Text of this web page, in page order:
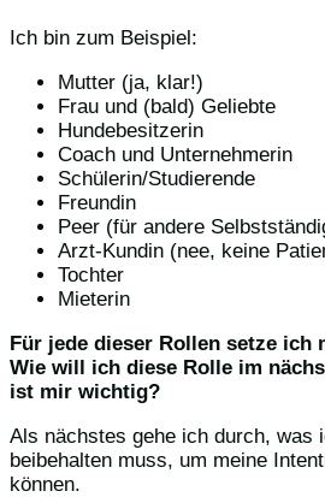
Ich bin zum Beispiel:
Mutter (ja, klar!)
Frau und (bald) Geliebte
Hundebesitzerin
Coach und Unternehmerin
Schülerin/Studierende
Freundin
Peer (für andere
Arzt-Kundin (nee, keine
Tochter
Mieterin
Für jede dieser Rollen setze ich
Wie will ich diese Rolle im
ist mir wichtig?
Als nächstes gehe ich durch, was
beibehalten muss, um meine
können.